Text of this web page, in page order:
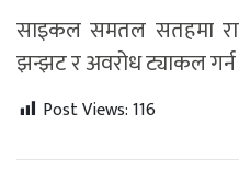
साइकल समतल सतहमा
झन्झट र अवरोध ट्याकल
Post Views:116